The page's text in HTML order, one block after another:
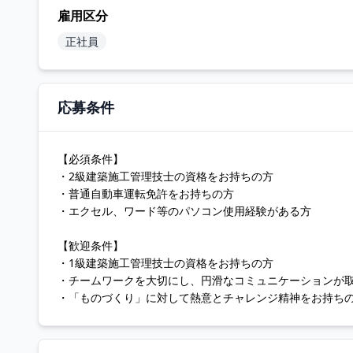
雇用区分
正社員
応募条件
【必須条件】
・2級建築施工管理技士の資格をお持ちの方
・普通自動車運転免許をお持ちの方
・エクセル、ワード等のパソコン使用経験がある方
【歓迎条件】
・1級建築施工管理技士の資格をお持ちの方
・チームワークを大切にし、円滑なコミュニケーションが
・「ものづくり」に対して熱意とチャレンジ精神をお持ち